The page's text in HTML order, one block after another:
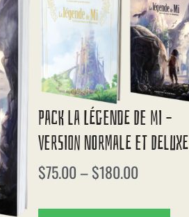
Pack La Légende De Mi –
Version Normale Et Deluxe
$75.00 –$180.00